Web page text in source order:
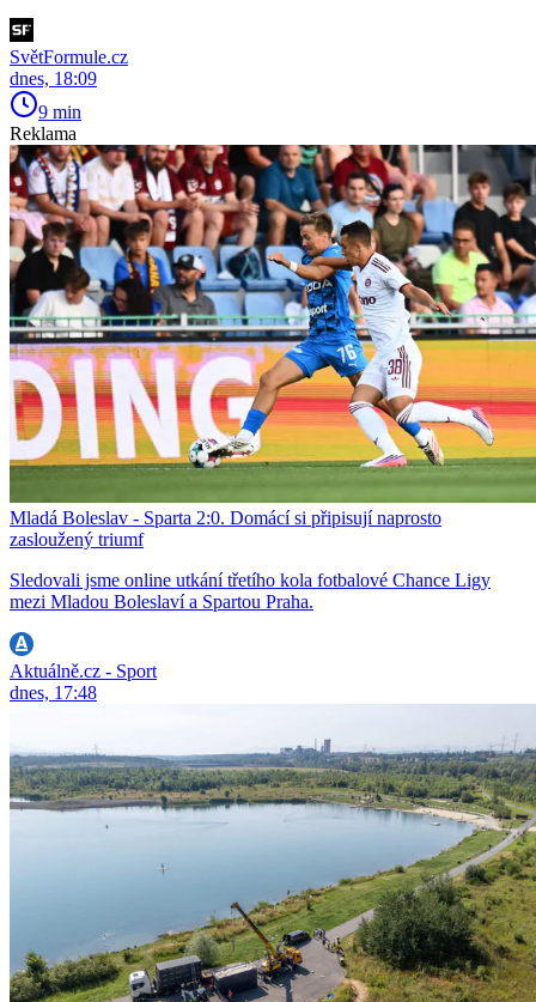
SvětFormule.cz
dnes, 18:09
9 min
Reklama
Mladá Boleslav - Sparta 2:0. Domácí si připisují naprosto
zasloužený triumf
Sledovali jsme online utkání třetího kola fotbalové Chance Ligy
mezi Mladou Boleslaví a Spartou Praha.
Aktuálně.cz - Sport
dnes, 17:48